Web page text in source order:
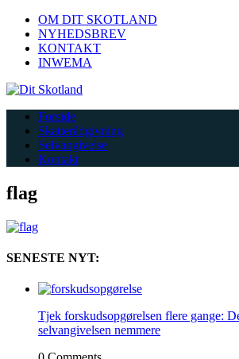
OM DIT SKOTLAND
NYHEDSBREV
KONTAKT
INWEMA
Forside
Skatterådgivning
Selvangivelse
Kontakt
flag
SENESTE NYT:
Tjek forskudsopgørelsen flere gange:
selvangivelsen nemmere